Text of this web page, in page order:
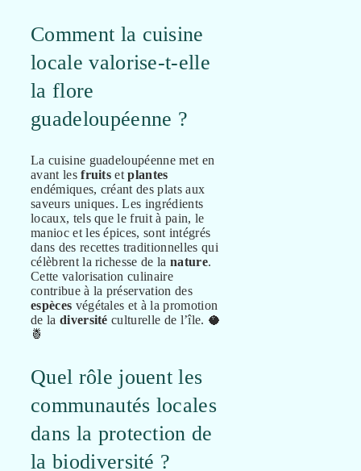
Comment la cuisine
locale valorise-t-elle
la flore
guadeloupéenne ?
La cuisine guadeloupéenne met en
avant lesfruits etplantes
endémiques, créant des plats aux
saveurs uniques. Les ingrédients
locaux, tels que le fruit à pain, le
manioc et les épices, sont intégrés
dans des recettes traditionnelles qui
célèbrent la richesse de la nature.
Cette valorisation culinaire
contribue à la préservation des
espèces végétales et à la promotion
de la diversité culturelle de l’île. 🥥
🍍
Quel rôle jouent les
communautés locales
dans la protection de
la biodiversité ?